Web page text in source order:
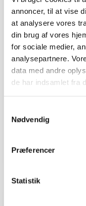
annoncer, til at vise
at analysere vores
din brug af vores
for sociale medier,
analysepartnere.
data med andre
de har indsamlet fra
Nødvendig
Præferencer
Statistik
SKU: 20207
Hjulbolt kegle,